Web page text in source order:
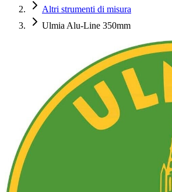
Altri strumenti di misura
Ulmia Alu-Line 350mm